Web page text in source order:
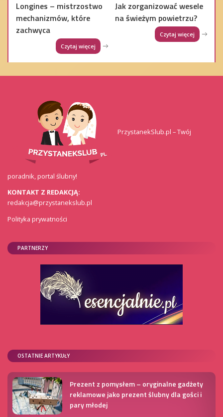
Longines – mistrzostwo
mechanizmów, które
zachwyca
Czytaj więcej
Jak zorganizować wesele
na świeżym powietrzu?
Czytaj więcej
PrzystanekSlub.pl – Twój
poradnik, portal ślubny!
KONTAKT Z REDAKCJĄ:
redakcja@przystanekslub.pl
Polityka prywatności
PARTNERZY
OSTATNIE ARTYKUŁY
Prezent z pomysłem – oryginalne gadżety
reklamowe jako prezent ślubny dla gości i
pary młodej